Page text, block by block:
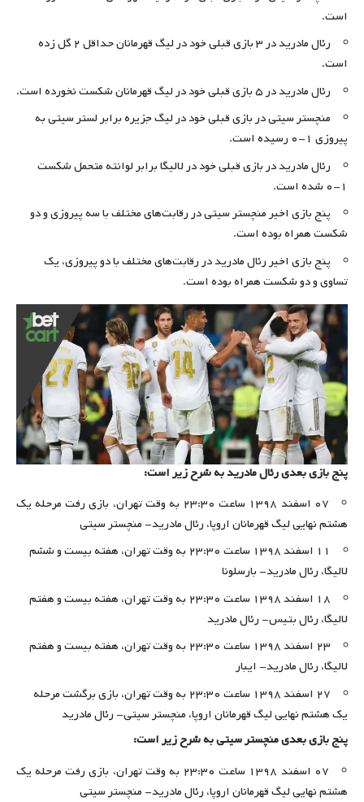
است.
رئال مادرید در ۳ بازی قبلی خود در لیگ قهرمانان حداقل ۲ گل زده
است.
رئال مادرید در ۵ بازی قبلی خود در لیگ قهرمانان شکست نخورده است.
منچستر سیتی در بازی قبلی خود در لیگ جزیره برابر لستر سیتی به
پیروزی ۱-۰ رسیده است.
رئال مادرید در بازی قبلی خود در لالیگا برابر لوانته متحمل شکست
۱-۰ شده است.
پنج بازی اخیر منچستر سیتی در رقابت‌های مختلف با سه پیروزی و دو
شکست همراه بوده است.
پنج بازی اخیر رئال مادرید در رقابت‌های مختلف با دو پیروزی، یک
تساوی و دو شکست همراه بوده است.
پنج بازی بعدی رئال مادرید به شرح زیر است:
۰۷ اسفند ۱۳۹۸ ساعت ۲۳:۳۰ به وقت تهران، بازی رفت مرحله یک
هشتم نهایی لیگ قهرمانان اروپا، رئال مادرید- منچستر سیتی
۱۱ اسفند ۱۳۹۸ ساعت ۲۳:۳۰ به وقت تهران، هفته بیست و ششم
لالیگا، رئال مادرید- بارسلونا
۱۸ اسفند ۱۳۹۸ ساعت ۲۳:۳۰ به وقت تهران، هفته بیست و هفتم
لالیگا، رئال بتیس- رئال مادرید
۲۳ اسفند ۱۳۹۸ ساعت ۲۳:۳۰ به وقت تهران، هفته بیست و هفتم
لالیگا، رئال مادرید- ایبار
۲۷ اسفند ۱۳۹۸ ساعت ۲۳:۳۰ به وقت تهران، بازی برگشت مرحله
یک هشتم نهایی لیگ قهرمانان اروپا، منچستر سیتی- رئال مادرید
پنج بازی بعدی منچستر سیتی به شرح زیر است:
۰۷ اسفند ۱۳۹۸ ساعت ۲۳:۳۰ به وقت تهران، بازی رفت مرحله یک
هشتم نهایی لیگ قهرمانان اروپا، رئال مادرید- منچستر سیتی